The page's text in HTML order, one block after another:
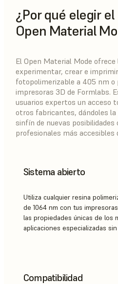
¿Por qué elegir el
Open Material
El Open Material Mode
experimentar, crear e
fotopolimerizable a 405 nm o
impresoras 3D de Formlabs.
usuarios expertos un acceso
otros fabricantes, dándoles la
sinfín de nuevas
profesionales más accesibles
Sistema abierto
Utiliza cualquier resina
de 1064 nm con tus
las propiedades únicas de los
aplicaciones especializadas
Compatibilidad